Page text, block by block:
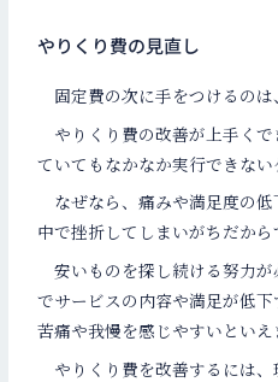
やりくり費の見直し
固定費の次に手をつけるのは
やりくり費の改善が上手く
ていてもなかなか実行できない
なぜなら、痛みや満足度の
中で挫折してしまいがちだから
安いものを探し続ける努力
でサービスの内容や満足が低
苦痛や我慢を感じやすいといえ
やりくり費を改善するには